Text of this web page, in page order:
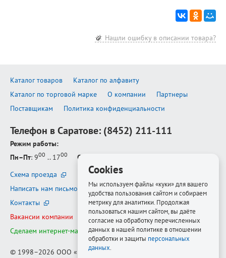
Нашли ошибку в описании товара?
Каталог товаров
Каталог по алфавиту
Каталог по торговой марке
О компании
Партнеры
Поставщикам
Политика конфиденциальности
Телефон в Саратове: (8452) 211-111
Режим работы:
Пн–Пт: 900 .. 1700 Сб–Вс
Схема проезда
Написать нам письмо
Контакты
Вакансии компании
Сделаем интернет-магазин ещё лучше
© 1998–2026 ООО «Белфорт-РМ»
Cookies
Мы используем файлы «куки» для вашего
удобства пользования сайтом и собираем
метрику для аналитики. Продолжая
пользоваться нашим сайтом, вы даёте
согласие на обработку перечисленных
данных в нашей политике в отношении
обработки и защиты персональных
данных